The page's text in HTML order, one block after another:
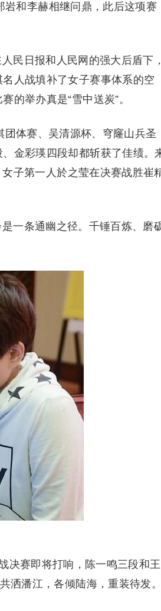
岩和李赫相继问鼎，此后这项赛
民日报和人民网的强大后盾下
人战填补了女子赛事体系的空
的举办真是“雪中送炭”。
体赛、吴清源杯、穹窿山兵圣
金彩瑛四段却都斩获了佳绩。
子第一人於之莹在决赛战胜崔
一条通幽之径。千锤百炼、磨
赛即将打响，陈一鸣三段和王
洒潘江，各倾陆海，重装待发